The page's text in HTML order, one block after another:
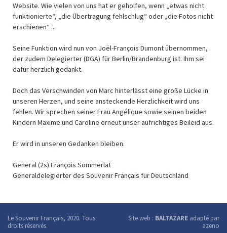
Website. Wie vielen von uns hat er geholfen, wenn „etwas nicht
funktionierte“, „die Übertragung fehlschlug“ oder „die Fotos nicht
erschienen“ ...
Seine Funktion wird nun von Joël-François Dumont übernommen,
der zudem Delegierter (DGA) für Berlin/Brandenburg ist. Ihm sei
dafür herzlich gedankt.
Doch das Verschwinden von Marc hinterlässt eine große Lücke in
unseren Herzen, und seine ansteckende Herzlichkeit wird uns
fehlen. Wir sprechen seiner Frau Angélique sowie seinen beiden
Kindern Maxime und Caroline erneut unser aufrichtiges Beileid aus.
Er wird in unseren Gedanken bleiben.
General (2s) François Sommerlat
Generaldelegierter des Souvenir Français für Deutschland
Le Souvenir Français, 2020. Tous
droits réservés.
Site web : BALTAZARE adapté par
azeno